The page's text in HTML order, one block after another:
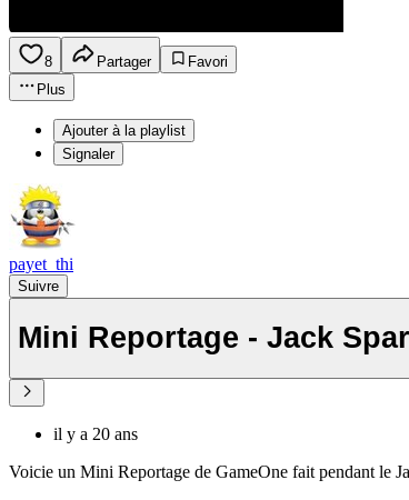
8 Partager
Favori
Plus
Ajouter à la playlist
Signaler
payet_thi
Suivre
Mini Reportage - Jack
il y a 20 ans
Voicie un Mini Reportage de GameOne fait pendant le